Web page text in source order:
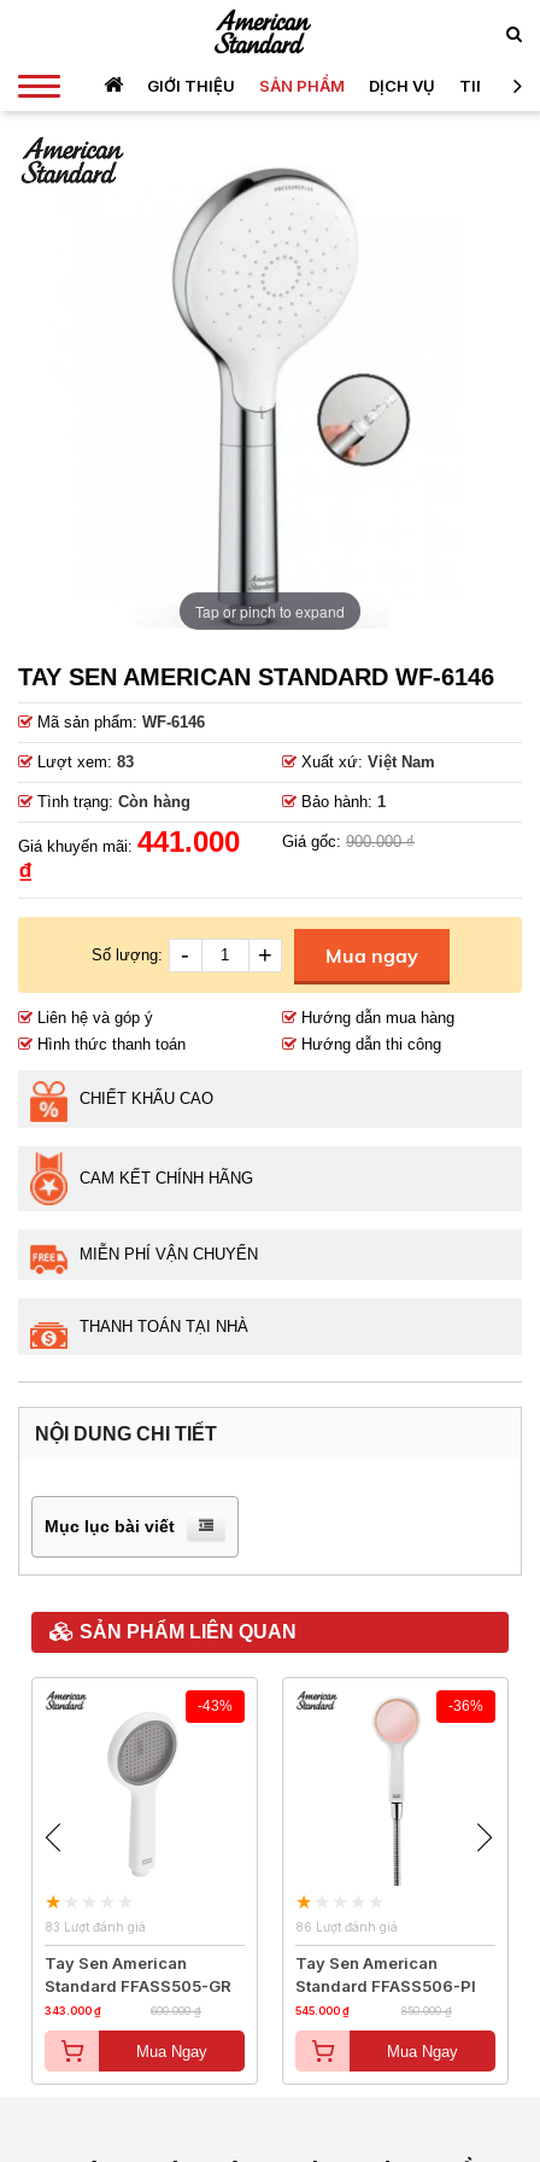
GIỚI THIỆU SẢN PHẨM DỊCH VỤ TIN TỨC
Tap or pinch to expand
TAY SEN AMERICAN STANDARD WF-6146
Mã sản phẩm: WF-6146
Lượt xem: 83 Xuất xứ: Việt Nam
Tình trạng: Còn hàng Bảo hành: 1
Giá khuyến mãi: 441.000
₫
Giá gốc: 900.000 ₫
Số lượng: - + Mua ngay
Liên hệ và góp ý
Hướng dẫn mua hàng
Hình thức thanh toán
Hướng dẫn thi công
CHIẾT KHẤU CAO
CAM KẾT CHÍNH HÃNG
MIỄN PHÍ VẬN CHUYỂN
THANH TOÁN TẠI NHÀ
NỘI DUNG CHI TIẾT
Mục lục bài viết
SẢN PHẨM LIÊN QUAN
-43%
83 Lượt đánh giá
Tay Sen American
Standard FFASS505-GR
343.000 ₫ 600.000 ₫
Mua Ngay
-36%
86 Lượt đánh giá
Tay Sen American
Standard FFASS506-PI
545.000 ₫ 850.000 ₫
Mua Ngay